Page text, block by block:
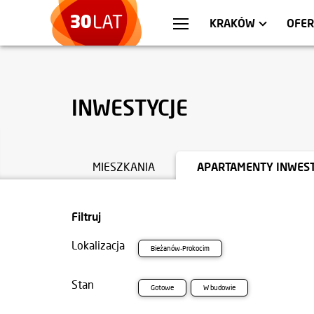
KRAKÓW
WARSZAWA
MIESZKANIA
INWESTYCJE
MIESZKANIA APARTAMENTY
Filtruj
Lokalizacja Bieżanów-Prokocim
Stan Gotowe W budowie